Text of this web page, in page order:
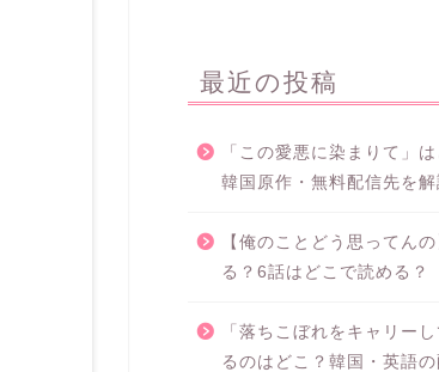
最近の投稿
「この愛悪に染まりて」
韓国原作・無料配信先を解
【俺のことどう思ってん
る？6話はどこで読める？
「落ちこぼれをキャリー
るのはどこ？韓国・英語の